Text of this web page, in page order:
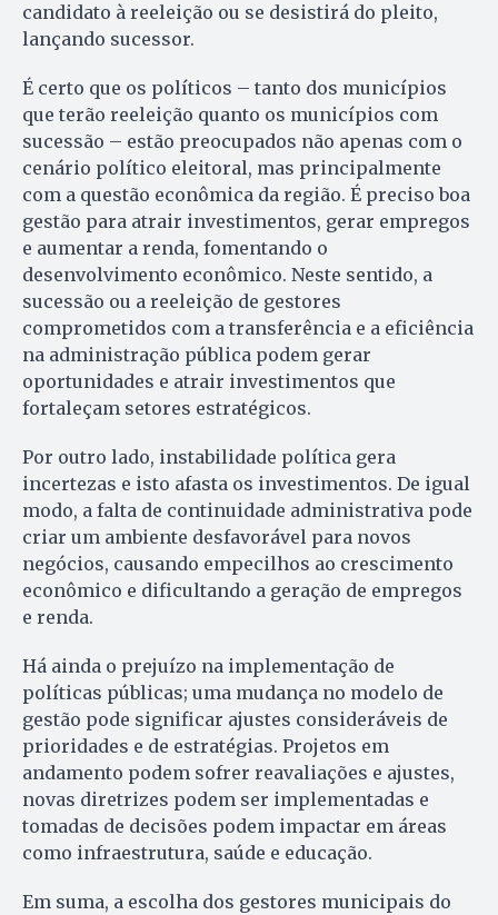
candidato à reeleição ou se desistirá do pleito,
lançando sucessor.
É certo que os políticos – tanto dos municípios
que terão reeleição quanto os municípios com
sucessão – estão preocupados não apenas com o
cenário político eleitoral, mas principalmente
com a questão econômica da região. É preciso boa
gestão para atrair investimentos, gerar empregos
e aumentar a renda, fomentando o
desenvolvimento econômico. Neste sentido, a
sucessão ou a reeleição de gestores
comprometidos com a transferência e a eficiência
na administração pública podem gerar
oportunidades e atrair investimentos que
fortaleçam setores estratégicos.
Por outro lado, instabilidade política gera
incertezas e isto afasta os investimentos. De igual
modo, a falta de continuidade administrativa pode
criar um ambiente desfavorável para novos
negócios, causando empecilhos ao crescimento
econômico e dificultando a geração de empregos
e renda.
Há ainda o prejuízo na implementação de
políticas públicas; uma mudança no modelo de
gestão pode significar ajustes consideráveis de
prioridades e de estratégias. Projetos em
andamento podem sofrer reavaliações e ajustes,
novas diretrizes podem ser implementadas e
tomadas de decisões podem impactar em áreas
como infraestrutura, saúde e educação.
Em suma, a escolha dos gestores municipais do